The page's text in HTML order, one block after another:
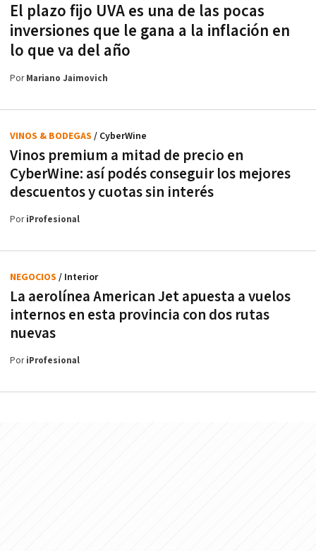
El plazo fijo UVA es una de las pocas
inversiones que le gana a la inflación en
lo que va del año
PorMariano Jaimovich
Vinos premium a mitad de precio en
CyberWine: así podés conseguir los mejores
descuentos y cuotas sin interés
VINOS & BODEGAS / CyberWine
PoriProfesional
La aerolínea American Jet apuesta a vuelos
internos en esta provincia con dos rutas
nuevas
NEGOCIOS / Interior
PoriProfesional